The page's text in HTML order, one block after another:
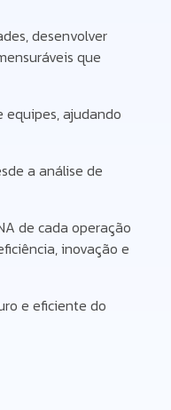
desenvolver
que
ajudando
a análise de
de cada operação
inovação e
e eficiente do